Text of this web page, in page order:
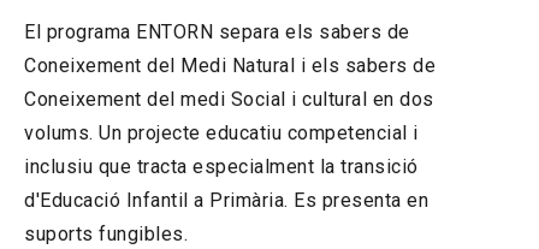
El programa ENTORN separa els sabers de
Coneixement del Medi Natural i els sabers de
Coneixement del medi Social i cultural en dos
volums. Un projecte educatiu competencial i
inclusiu que tracta especialment la transició
d'Educació Infantil a Primària. Es presenta en
suports fungibles.